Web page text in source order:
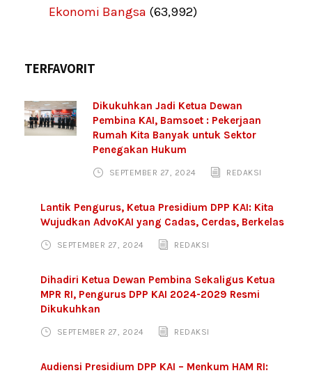
Ekonomi Bangsa (63,992)
TERFAVORIT
Dikukuhkan Jadi Ketua Dewan
Pembina KAI, Bamsoet : Pekerjaan
Rumah Kita Banyak untuk Sektor
Penegakan Hukum
SEPTEMBER 27, 2024 REDAKSI
Lantik Pengurus, Ketua Presidium DPP KAI: Kita
Wujudkan AdvoKAI yang Cadas, Cerdas, Berkelas
SEPTEMBER 27, 2024 REDAKSI
Dihadiri Ketua Dewan Pembina Sekaligus Ketua
MPR RI, Pengurus DPP KAI 2024-2029 Resmi
Dikukuhkan
SEPTEMBER 27, 2024 REDAKSI
Audiensi Presidium DPP KAI – Menkum HAM RI: